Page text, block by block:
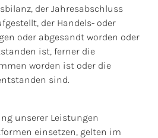
der Jahresabschluss
der Handels- oder
oder abgesandt worden oder
ist, ferner die
worden ist oder die
sind.
unserer Leistungen
einsetzen, gelten im